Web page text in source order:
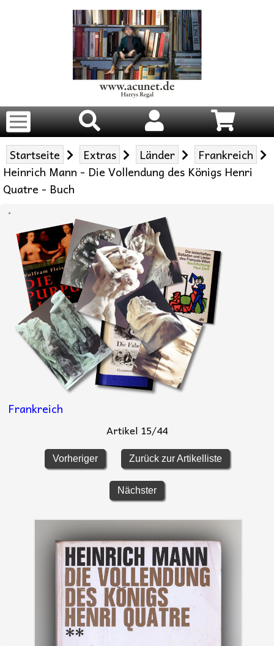
Startseite Extras Länder
Frankreich
Heinrich Mann - Die Vollendung des Königs Henri
Quatre - Buch
Frankreich
Artikel 15/44
Vorheriger Zurück zur Artikelliste
Nächster